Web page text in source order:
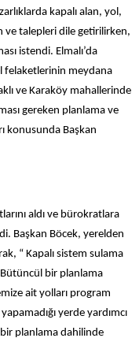
kapalı alan, yol,
ve talepleri dile getirilirken,
istendi. Elmalı’da
felaketlerinin meydana
ve Karaköy mahallerinde
gereken planlama ve
konusunda Başkan
aldı ve bürokratlara
Başkan Böcek, yerelden
“ Kapalı sistem sulama
bir planlama
ait yolları program
yerde yardımcı
bir planlama dahilinde